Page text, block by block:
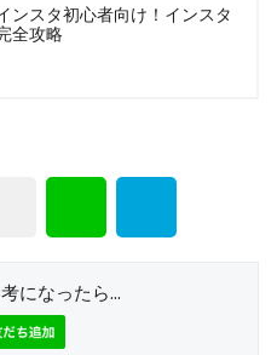
ンスタ初心者向け！インスタ
全攻略
になったら...